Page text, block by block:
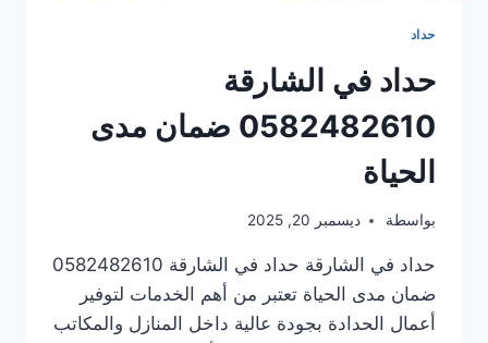
حداد
حداد في الشارقة
0582482610 ضمان مدى
الحياة
بواسطة ديسمبر 20, 2025
حداد في الشارقة حداد في الشارقة 0582482610
ضمان مدى الحياة تعتبر من أهم الخدمات لتوفير
أعمال الحدادة بجودة عالية داخل المنازل والمكاتب